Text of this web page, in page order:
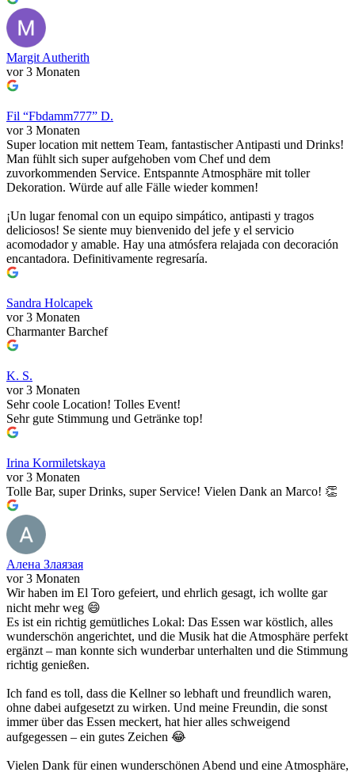
Margit Autherith
vor 3 Monaten
Fil “Fbdamm777” D.
vor 3 Monaten
Super location mit nettem Team, fantastischer Antipasti und Drinks!
Man fühlt sich super aufgehoben vom Chef und dem
zuvorkommenden Service. Entspannte Atmosphäre mit toller
Dekoration. Würde auf alle Fälle wieder kommen!
¡Un lugar fenomal con un equipo simpático, antipasti y tragos
deliciosos! Se siente muy bienvenido del jefe y el servicio
acomodador y amable. Hay una atmósfera relajada con decoración
encantadora. Definitivamente regresaría.
Sandra Holcapek
vor 3 Monaten
Charmanter Barchef
K. S.
vor 3 Monaten
Sehr coole Location! Tolles Event!
Sehr gute Stimmung und Getränke top!
Irina Kormiletskaya
vor 3 Monaten
Tolle Bar, super Drinks, super Service! Vielen Dank an Marco! 👏
Алена Злаязая
vor 3 Monaten
Wir haben im El Toro gefeiert, und ehrlich gesagt, ich wollte gar
nicht mehr weg 😄
Es ist ein richtig gemütliches Lokal: Das Essen war köstlich, alles
wunderschön angerichtet, und die Musik hat die Atmosphäre perfekt
ergänzt – man konnte sich wunderbar unterhalten und die Stimmung
richtig genießen.
Ich fand es toll, dass die Kellner so lebhaft und freundlich waren,
ohne dabei aufgesetzt zu wirken. Und meine Freundin, die sonst
immer über das Essen meckert, hat hier alles schweigend
aufgegessen – ein gutes Zeichen 😂
Vielen Dank für einen wunderschönen Abend und eine Atmosphäre,